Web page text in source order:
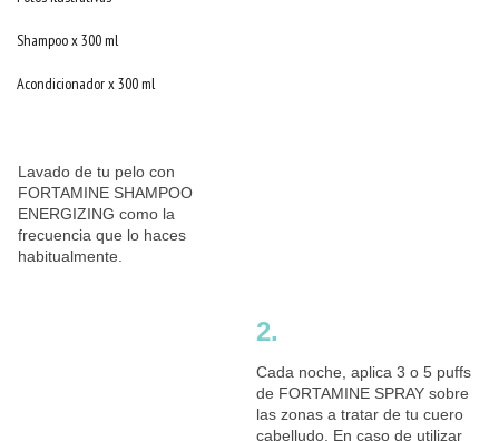
Shampoo x 300 ml
Acondicionador x 300 ml
Lavado de tu pelo con
FORTAMINE SHAMPOO
ENERGIZING como la
frecuencia que lo haces
habitualmente.
2.
Cada noche, aplica 3 o 5 puffs
de FORTAMINE SPRAY sobre
las zonas a tratar de tu cuero
cabelludo. En caso de utilizar